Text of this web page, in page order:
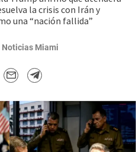
la crisis con Irán y
una “nación fallida”
Noticias Miami